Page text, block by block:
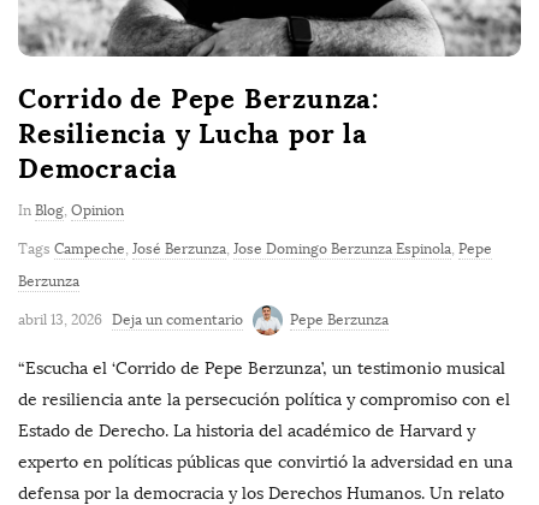
Corrido de Pepe Berzunza:
Resiliencia y Lucha por la
Democracia
In Blog, Opinion
Tags Campeche, José Berzunza, Jose Domingo Berzunza Espinola, Pepe
Berzunza
abril 13, 2026 Deja un comentario Pepe Berzunza
“Escucha el ‘Corrido de Pepe Berzunza’, un testimonio musical
de resiliencia ante la persecución política y compromiso con el
Estado de Derecho. La historia del académico de Harvard y
experto en políticas públicas que convirtió la adversidad en una
defensa por la democracia y los Derechos Humanos. Un relato